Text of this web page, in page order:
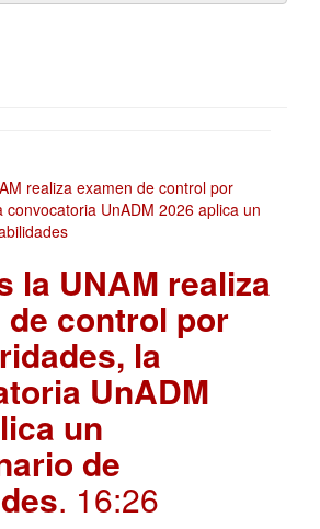
la UNAM realiza
de control por
la
UnADM
un
de
. 16:26